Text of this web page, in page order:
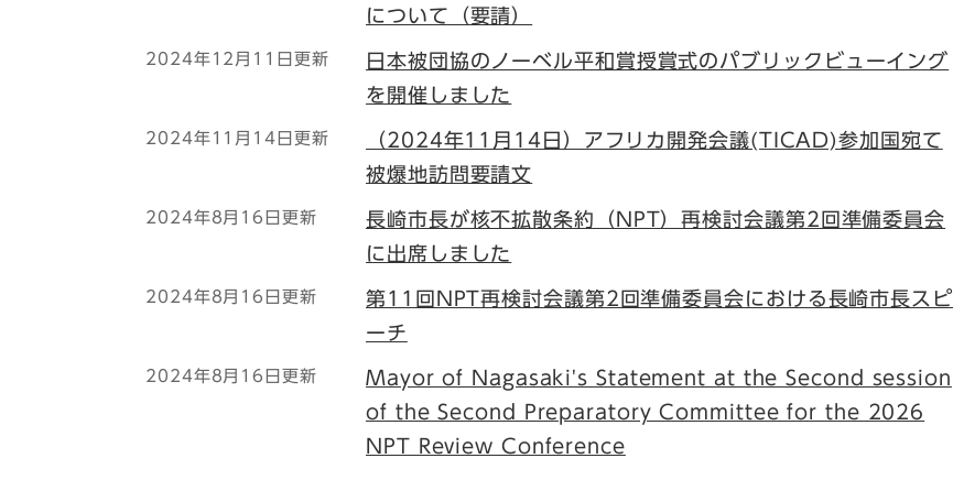
について（要請）
2024年12月11日更新
日本被団協のノーベル平和賞授賞式のパブリックビューイング
を開催しました
2024年11月14日更新
（2024年11月14日）アフリカ開発会議(TICAD)参加国宛て
被爆地訪問要請文
2024年8月16日更新
長崎市長が核不拡散条約（NPT）再検討会議第2回準備委員会
に出席しました
2024年8月16日更新
第11回NPT再検討会議第2回準備委員会における長崎市長スピ
ーチ
2024年8月16日更新
Mayor of Nagasaki's Statement at the Second session
of the Second Preparatory Committee for the 2026
NPT Review Conference